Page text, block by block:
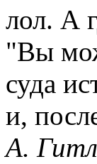
лол. А
"Вы
суда
и,
А.